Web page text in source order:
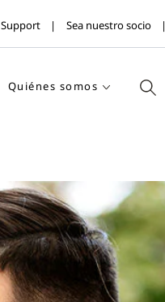
Support Sea nuestro socio
Quiénes somos